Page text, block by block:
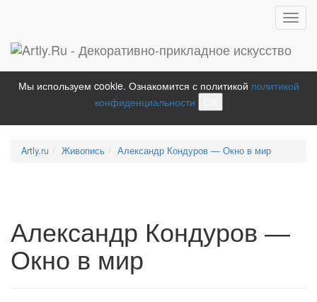
Мы используем cookie. Ознакомится с политикой политикой
конфиденциальности
Artly.ru Живопись Александр Кондуров — Окно в мир
Александр Кондуров —
Окно в мир